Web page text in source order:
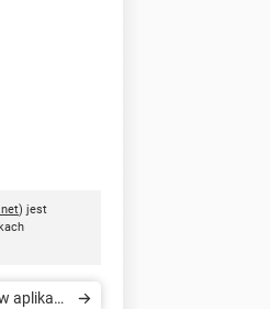
) jest
aplikacji